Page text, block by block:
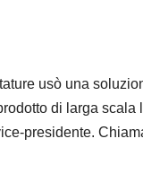
usò una
di larga scala
presidente.